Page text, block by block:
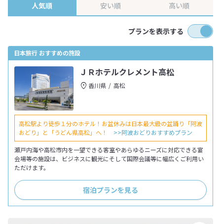
人気順 安い順 高い順
プランを表示する
日本旅行 おすすめの施設
ＪＲホテルクレメント高松
香川県 高松
高松駅より徒歩１分のホテル！お盆休みは日本最大級の盆踊り「阿波
おどり」と「うどん県高松」へ！ >>阿波おどりおすすめプラン
瀬戸内海や高松市内を一望できる客室やあらゆるニーズに対応できる宴
会場等の施設は、ビジネスに観光にそして国際会議等に幅広くご利用い
ただけます。
宿泊プランを見る